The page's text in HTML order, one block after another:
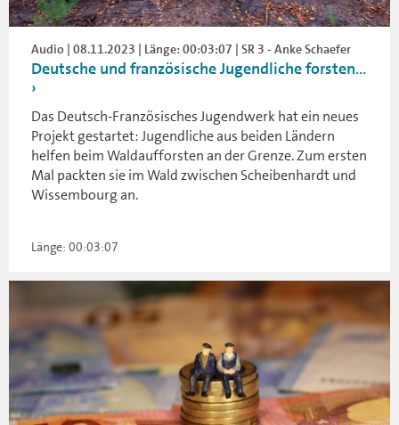
Audio | 08.11.2023 | Länge: 00:03:07 | SR 3 - Anke Schaefer
Deutsche und französische Jugendliche forsten...
Das Deutsch-Französisches Jugendwerk hat ein neues
Projekt gestartet: Jugendliche aus beiden Ländern
helfen beim Waldaufforsten an der Grenze. Zum ersten
Mal packten sie im Wald zwischen Scheibenhardt und
Wissembourg an.
Länge: 00:03:07